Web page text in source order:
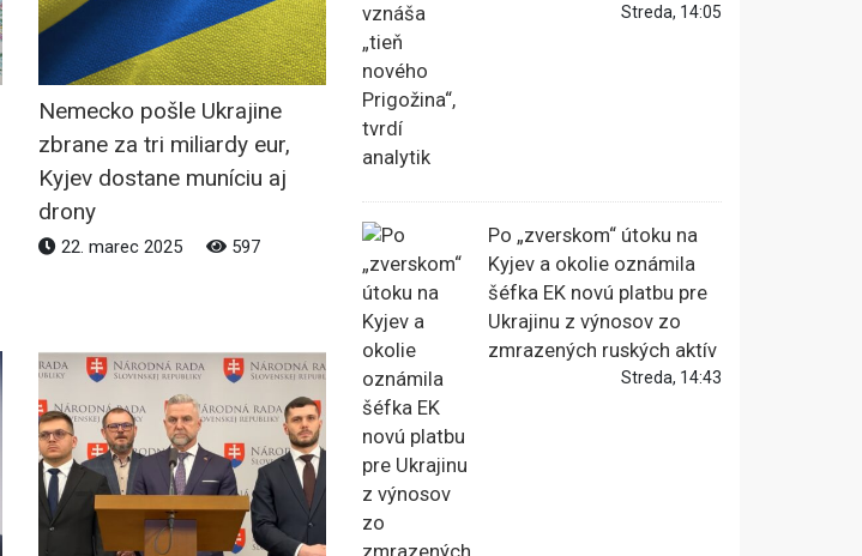
Nemecko pošle Ukrajine
zbrane za tri miliardy eur,
Kyjev dostane muníciu aj
drony
22. marec 2025 597
Streda, 14:05
Po „zverskom“ útoku na
Kyjev a okolie oznámila
šéfka EK novú platbu pre
Ukrajinu z výnosov zo
zmrazených ruských aktív
Streda, 14:43